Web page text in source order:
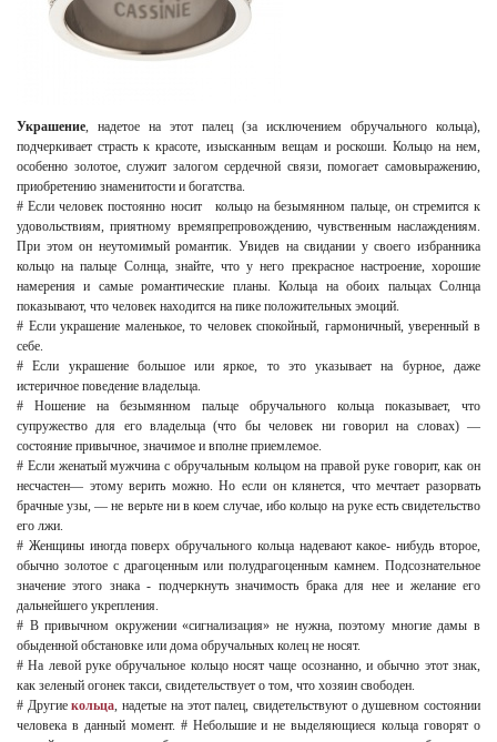
Украшение, надетое на этот палец (за исключением обручального кольца),
подчеркивает страсть к красоте, изысканным вещам и роскоши. Кольцо на нем,
особенно золотое, служит залогом сердечной связи, помогает самовыражению,
приобретению знаменитости и богатства.
# Если человек постоянно носит
кольцо на безымянном пальце, он стремится к
удовольствиям, приятному времяпрепровождению, чувственным наслаждениям.
При этом он неутомимый романтик. Увидев на свидании у своего избранника
кольцо на пальце Солнца, знайте, что у него прекрасное настроение, хорошие
намерения и самые романтические планы. Кольца на обоих пальцах Солнца
показывают, что человек находится на пике положительных эмоций.
# Если украшение маленькое, то человек спокойный, гармоничный, уверенный в
себе.
# Если украшение большое или яркое, то это указывает на бурное, даже
истеричное поведение владельца.
# Ношение на безымянном пальце
обручального кольца показывает, что
супружество для его владельца (что бы человек ни говорил на словах) —
состояние привычное, значимое и вполне приемлемое.
# Если женатый мужчина с обручальным кольцом на правой руке говорит, как он
несчастен— этому верить можно. Но если он клянется, что мечтает разорвать
брачные узы, — не верьте ни в коем случае, ибо кольцо на руке есть свидетельство
его лжи.
# Женщины иногда поверх обручального кольца надевают какое- нибудь второе,
обычно золотое с драгоценным или полудрагоценным камнем. Подсознательное
значение этого знака - подчеркнуть значимость брака для нее и желание его
дальнейшего укрепления.
# В привычном окружении «сигнализация» не нужна, поэтому многие дамы в
обыденной обстановке или дома обручальных колец не носят.
# На левой руке обручальное кольцо носят чаще осознанно, и обычно этот знак,
как зеленый огонек такси, свидетельствует о том, что хозяин свободен.
# Другиекольца, надетые на этот палец, свидетельствуют о душевном состоянии
человека в данный момент. # Небольшие и не выделяющиеся кольца говорят о